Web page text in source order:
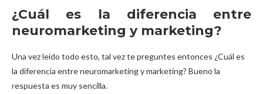
¿Cuál es la diferencia entre
neuromarketing y marketing?
Una vez leído todo esto, tal vez te preguntes entonces ¿Cuál es
la diferencia entre neuromarketing y marketing? Bueno la
respuesta es muy sencilla.